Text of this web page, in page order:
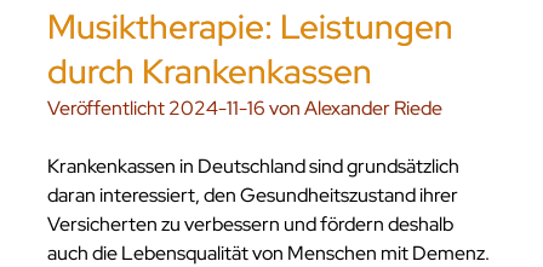
Musiktherapie: Leistungen
durch Krankenkassen
Veröffentlicht 2024-11-16 von Alexander Riede
Krankenkassen in Deutschland sind grundsätzlich
daran interessiert, den Gesundheitszustand ihrer
Versicherten zu verbessern und fördern deshalb
auch die Lebensqualität von Menschen mit Demenz.